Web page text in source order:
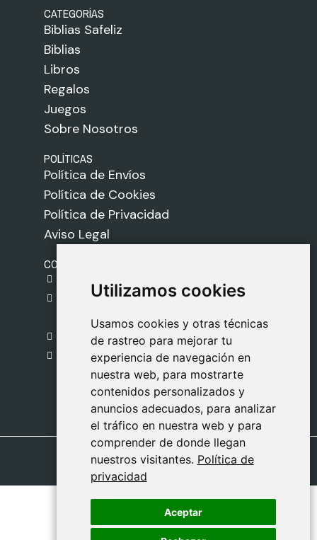
Utilizamos cookies
Usamos cookies y otras técnicas
de rastreo para mejorar tu
experiencia de navegación en
nuestra web, para mostrarte
contenidos personalizados y
anuncios adecuados, para analizar
el tráfico en nuestra web y para
comprender de donde llegan
nuestros visitantes. Política de
privacidad
Aceptar
Utilizamos cookies
Usamos cookies y otras técnicas
de rastreo para mejorar tu
experiencia de navegación en
nuestra web, para mostrarte
contenidos personalizados y
anuncios adecuados, para analizar
el tráfico en nuestra web y para
comprender de donde llegan
nuestros visitantes. Política de
privacidad
Aceptar
CATEGORÍAS
Biblias Safeliz
Biblias
Libros
Regalos
Juegos
Sobre Nosotros
POLÍTICAS
Política de Envíos
Política de Cookies
Política de Privacidad
Aviso Legal
CONTACTO
C. del Pradillo, 6, 28770 Colmenar Viejo,
Madrid
918 459 877
Lunes a Viernes
09:00 - 13:00